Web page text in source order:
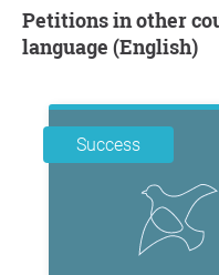
Petitions in other countries in the national
language (English)
Success